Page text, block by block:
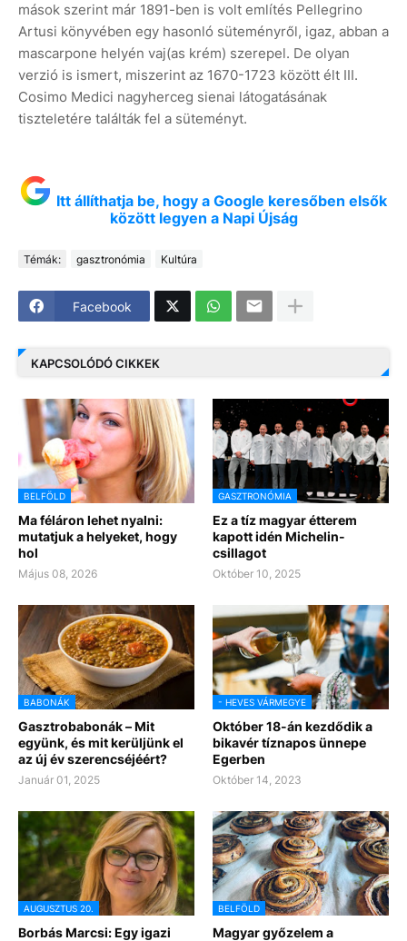
mások szerint már 1891-ben is volt említés Pellegrino
Artusi könyvében egy hasonló süteményről, igaz, abban a
mascarpone helyén vaj(as krém) szerepel. De olyan
verzió is ismert, miszerint az 1670-1723 között élt III.
Cosimo Medici nagyherceg sienai látogatásának
tiszteletére találták fel a süteményt.
Itt állíthatja be, hogy a Google keresőben elsők
között legyen a Napi Újság
Témák: gasztronómia Kultúra
Facebook
KAPCSOLÓDÓ CIKKEK
BELFÖLD
Ma féláron lehet nyalni:
mutatjuk a helyeket, hogy
hol
Május 08, 2026
GASZTRONÓMIA
Ez a tíz magyar étterem
kapott idén Michelin-
csillagot
Október 10, 2025
BABONÁK
Gasztrobabonák – Mit
együnk, és mit kerüljünk el
az új év szerencséjéért?
Január 01, 2025
- HEVES VÁRMEGYE
Október 18-án kezdődik a
bikavér tíznapos ünnepe
Egerben
Október 14, 2023
AUGUSZTUS 20.
Borbás Marcsi: Egy igazi
BELFÖLD
Magyar győzelem a